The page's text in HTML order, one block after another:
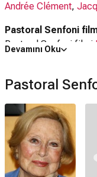
Andrée Clément,
Pastoral Senfoni
Pastoral Senfoni filmi
1 saat 50 dakika
IMDb puanı kaç?
6.9
Pastoral Senfoni
Dram
Devamını Oku
Pastoral